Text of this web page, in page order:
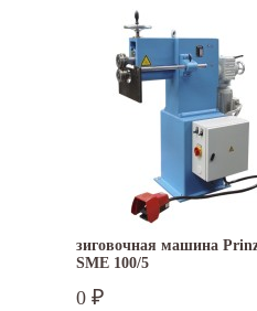
зиговочная машина
SMЕ 100/5
0 ₽